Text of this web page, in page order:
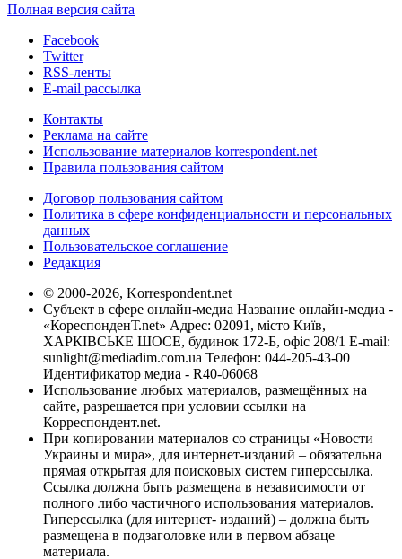
Полная версия сайта
Facebook
Twitter
RSS-ленты
E-mail рассылка
Контакты
Реклама на сайте
Использование материалов korrespondent.net
Правила пользования сайтом
Договор пользования сайтом
Политика в сфере конфиденциальности и персональных
данных
Пользовательское соглашение
Редакция
© 2000-2026, Korrespondent.net
Субъект в сфере онлайн-медиа Название онлайн-медиа -
«КореспонденТ.net» Адрес: 02091, місто Київ,
ХАРКІВСЬКЕ ШОСЕ, будинок 172-Б, офіс 208/1 E-mail:
sunlight@mediadim.com.ua Телефон: 044-205-43-00
Идентификатор медиа - R40-06068
Использование любых материалов, размещённых на
сайте, разрешается при условии ссылки на
Корреспондент.net.
При копировании материалов со страницы «Новости
Украины и мира», для интернет-изданий – обязательна
прямая открытая для поисковых систем гиперссылка.
Ссылка должна быть размещена в независимости от
полного либо частичного использования материалов.
Гиперссылка (для интернет- изданий) – должна быть
размещена в подзаголовке или в первом абзаце
материала.